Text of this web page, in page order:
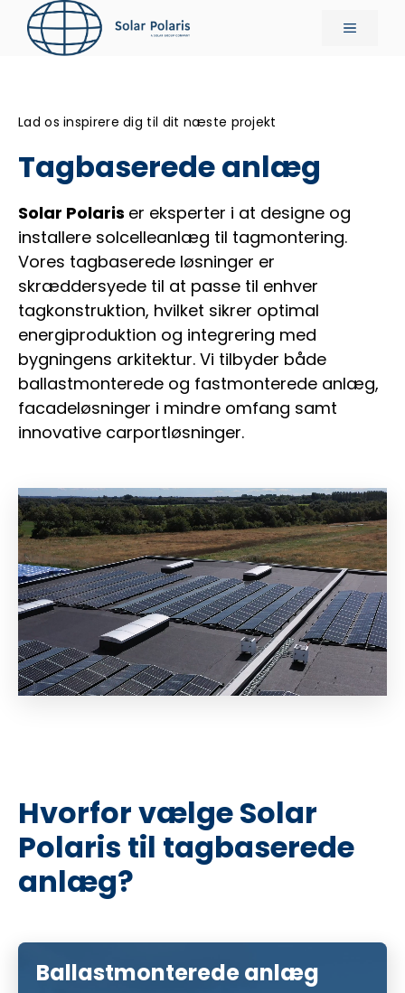
indhold
Menu
Lad os inspirere dig til dit næste projekt
Tagbaserede anlæg
Solar Polaris er eksperter i at designe og
installere solcelleanlæg til tagmontering.
Vores tagbaserede løsninger er
skræddersyede til at passe til enhver
tagkonstruktion, hvilket sikrer optimal
energiproduktion og integrering med
bygningens arkitektur. Vi tilbyder både
ballastmonterede og fastmonterede anlæg,
facadeløsninger i mindre omfang samt
innovative carportløsninger.
Hvorfor vælge Solar
Polaris til tagbaserede
anlæg?
Ballastmonterede anlæg